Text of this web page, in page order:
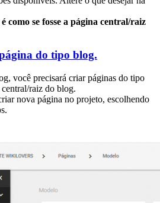
como se fosse a página central/raiz
do tipo blog.
você precisará criar páginas do tipo
raiz do blog.
nova página no projeto, escolhendo